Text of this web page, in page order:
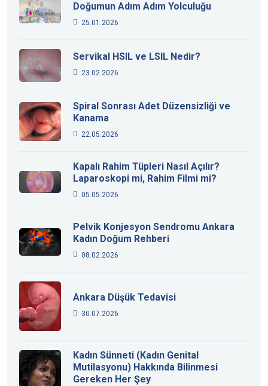
Doğumun Adım Adım Yolculuğu
25.01.2026
Servikal HSIL ve LSIL Nedir?
23.02.2026
Spiral Sonrası Adet Düzensizliği ve
Kanama
22.05.2026
Kapalı Rahim Tüpleri Nasıl Açılır?
Laparoskopi mi, Rahim Filmi mi?
05.05.2026
Pelvik Konjesyon Sendromu Ankara
Kadın Doğum Rehberi
08.02.2026
Ankara Düşük Tedavisi
30.07.2026
Kadın Sünneti (Kadın Genital
Mutilasyonu) Hakkında Bilinmesi
Gereken Her Şey